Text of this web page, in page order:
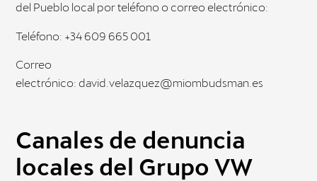
del Pueblo local por teléfono o correo electrónico:
Teléfono: +34 609 665 001
Correo
electrónico: david.velazquez@miombudsman.es
Canales de denuncia
locales del Grupo VW